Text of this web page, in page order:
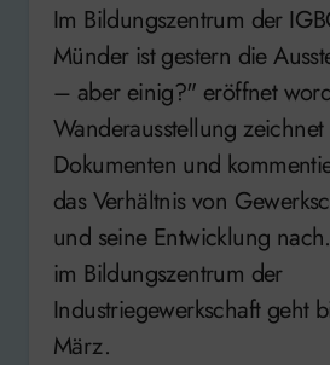
Im Bildungszentrum der IGBCE in Bad
Münder ist gestern die
– aber einig?" eröffnet
Wanderausstellung
Dokumenten und
das Verhältnis von
und seine Entwicklung
im Bildungszentrum der
Industriegewerkschaft geht
März.